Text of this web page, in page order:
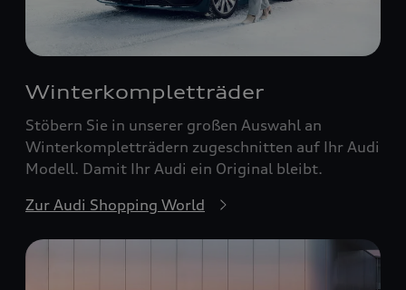
Winterkompletträder
Stöbern Sie in unserer großen Auswahl an
Winterkompletträdern zugeschnitten auf Ihr Audi
Modell. Damit Ihr Audi ein Original bleibt.
Zur Audi Shopping World